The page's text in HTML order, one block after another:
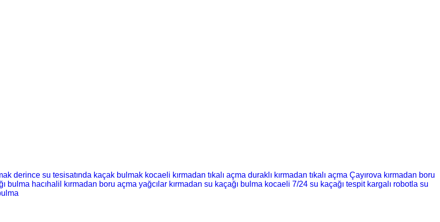
derince su tesisatında kaçak bulmak kocaeli kırmadan tıkalı açma duraklı kırmadan tıkalı açma Çayırova kırmadan boru
bulma hacıhalil kırmadan boru açma yağcılar kırmadan su kaçağı bulma kocaeli 7/24 su kaçağı tespit kargalı robotla su